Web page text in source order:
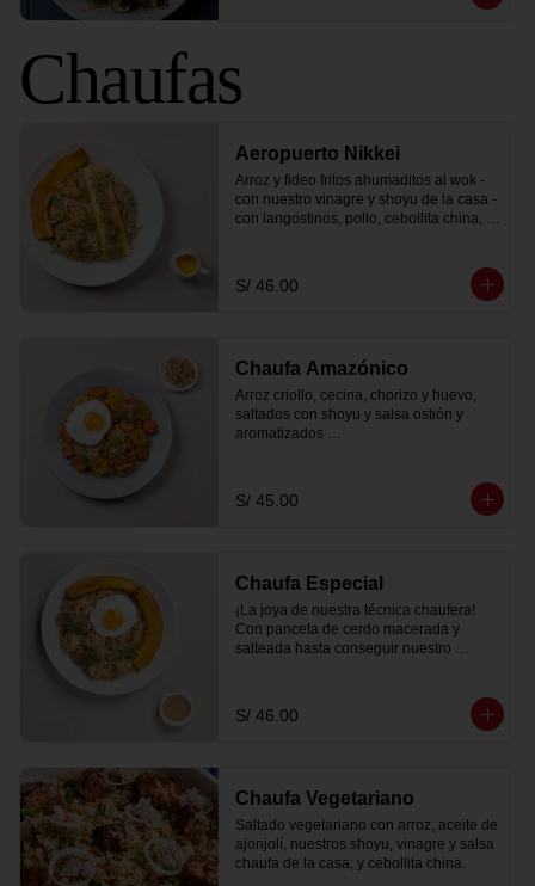
Chaufas
Aeropuerto Nikkei
Arroz y fideo fritos ahumaditos al wok -
con nuestro vinagre y shoyu de la casa -
con langostinos, pollo, cebollita china,
salsa tiradito.
S/ 46.00
Chaufa Amazónico
Arroz criollo, cecina, chorizo y huevo,
saltados con shoyu y salsa ostión y
aromatizados
china.
S/ 45.00
Chaufa Especial
¡La joya de nuestra técnica chaufera!
Con panceta de cerdo macerada y
salteada hasta conseguir nuestro
langostinos y pollo.
S/ 46.00
Chaufa Vegetariano
Saltado vegetariano con arroz, aceite de
ajonjolí, nuestros shoyu, vinagre y salsa
chaufa de la casa; y cebollita china.